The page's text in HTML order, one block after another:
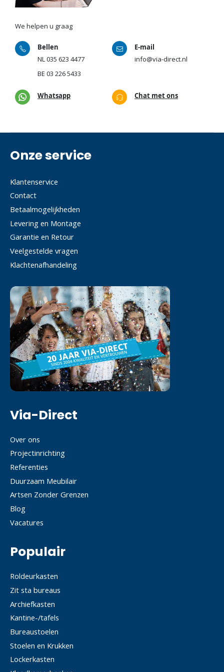
We helpen u graag
Bellen
NL035 623 4477
BE 03 226 5433
E-mail
info@via-direct.nl
Whatsapp Chat met ons
Onze service
Klantenservice
Contact
Betaalmogelijkheden
Levering en Montage
Garantie en Retour
Veelgestelde vragen
Klachtenafhandeling
Via-Direct
Over ons
Projectinrichting
Referenties
Duurzaam Meubilair
Artsen Zonder Grenzen
Blog
Vacatures
Populair
Roldeurkasten
Zit sta bureaus
Archiefkasten
Kantine-/tafels
Bureaustoelen
Stoelen en Krukken
Lockerkasten